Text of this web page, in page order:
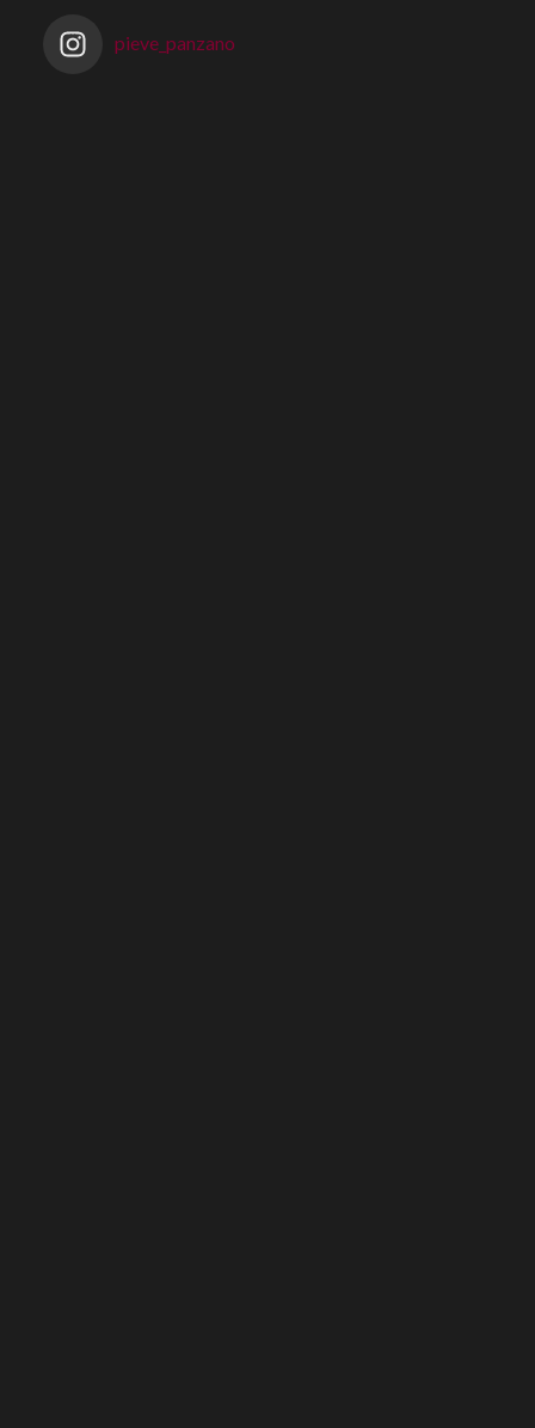
pieve_panzano